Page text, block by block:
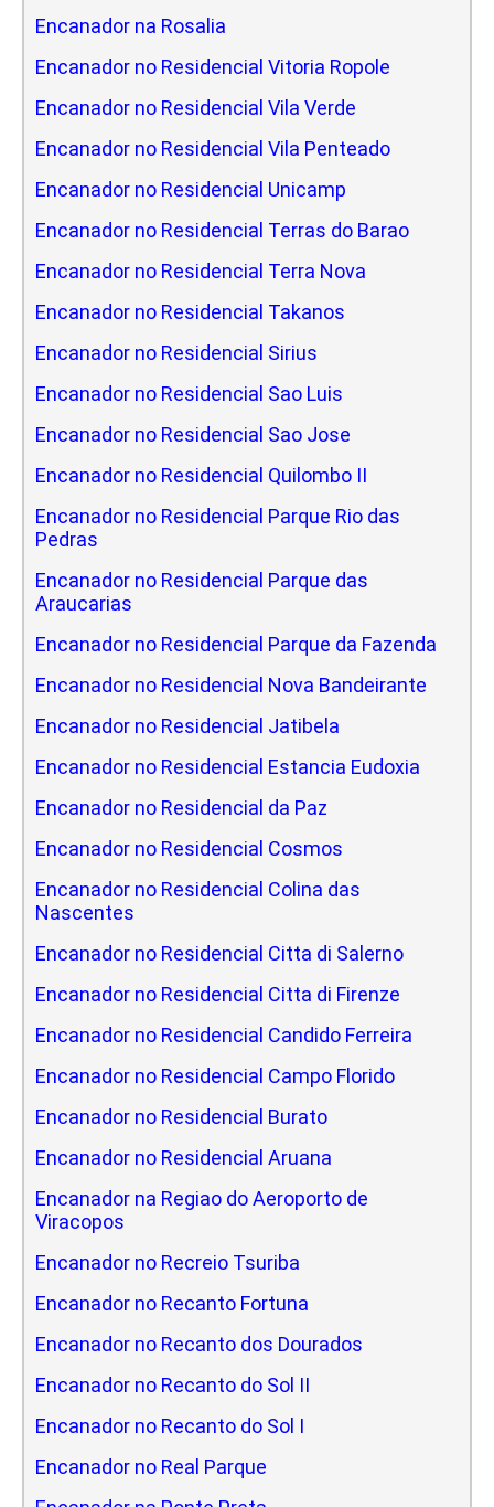
Encanador na Rosalia
Encanador no Residencial Vitoria Ropole
Encanador no Residencial Vila Verde
Encanador no Residencial Vila Penteado
Encanador no Residencial Unicamp
Encanador no Residencial Terras do Barao
Encanador no Residencial Terra Nova
Encanador no Residencial Takanos
Encanador no Residencial Sirius
Encanador no Residencial Sao Luis
Encanador no Residencial Sao Jose
Encanador no Residencial Quilombo II
Encanador no Residencial Parque Rio das
Pedras
Encanador no Residencial Parque das
Araucarias
Encanador no Residencial Parque da Fazenda
Encanador no Residencial Nova Bandeirante
Encanador no Residencial Jatibela
Encanador no Residencial Estancia Eudoxia
Encanador no Residencial da Paz
Encanador no Residencial Cosmos
Encanador no Residencial Colina das
Nascentes
Encanador no Residencial Citta di Salerno
Encanador no Residencial Citta di Firenze
Encanador no Residencial Candido Ferreira
Encanador no Residencial Campo Florido
Encanador no Residencial Burato
Encanador no Residencial Aruana
Encanador na Regiao do Aeroporto de
Viracopos
Encanador no Recreio Tsuriba
Encanador no Recanto Fortuna
Encanador no Recanto dos Dourados
Encanador no Recanto do Sol II
Encanador no Recanto do Sol I
Encanador no Real Parque